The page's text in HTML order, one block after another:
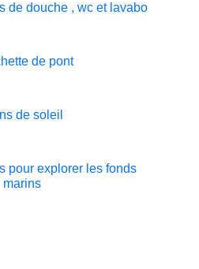
de douche , wc et lavabo
de pont
de soleil
pour explorer les fonds
marins